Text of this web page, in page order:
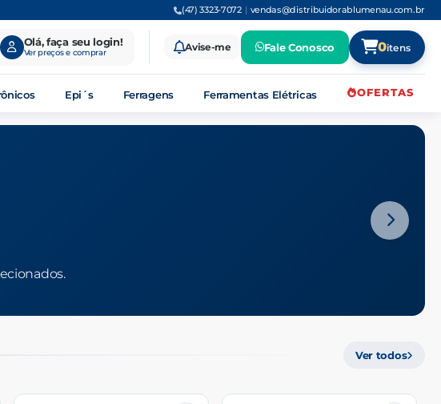
(47) 3323-7072 | vendas@distribuidorablumenau.com.br
Olá, faça seu login!
Ver preços e comprar Avise-me Fale Conosco 0itens
Epi´s Ferragens Ferramentas Elétricas OFERTAS
materiais elétricos,
Ver todos